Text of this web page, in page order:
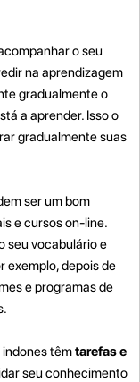
o seu
na aprendizagem
gradualmente o
a aprender. Isso o
gradualmente suas
ser um bom
e cursos on-line.
seu vocabulário e
exemplo, depois de
e programas de
têmtarefas e
seu conhecimento